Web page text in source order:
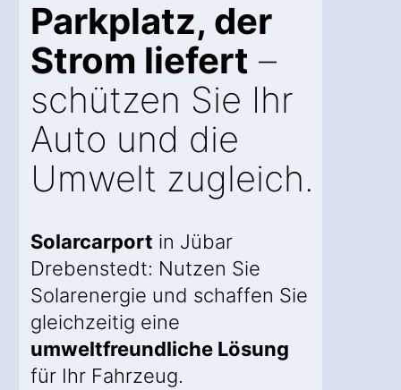
Parkplatz, der
Strom liefert –
schützen Sie Ihr
Auto und die
Umwelt zugleich.
Solarcarport in Jübar
Drebenstedt: Nutzen Sie
Solarenergie und schaffen Sie
gleichzeitig eine
umweltfreundliche Lösung
für Ihr Fahrzeug.